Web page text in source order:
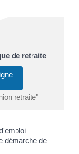
de retraite
retraite"
démarche de